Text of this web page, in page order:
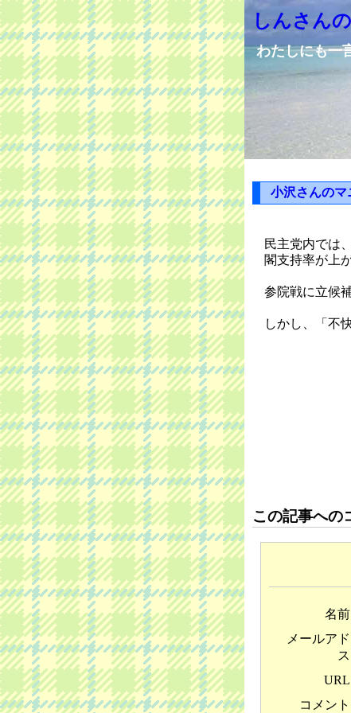
しんさん
わたしにも一
小沢さんの
民主党内では
閣支持率が上
参院戦に立候
しかし、「不
この記事への
名前
メールア
ス
URL
コメント